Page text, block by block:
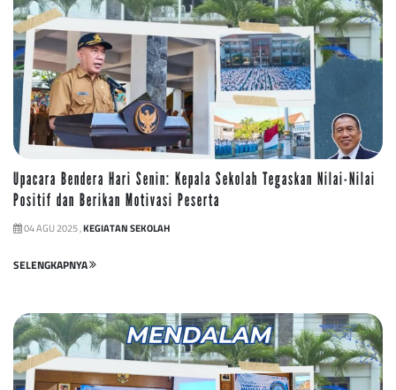
Upacara Bendera Hari Senin: Kepala Sekolah Tegaskan Nilai-Nilai
Positif dan Berikan Motivasi Peserta
04 AGU 2025 ,KEGIATAN SEKOLAH
SELENGKAPNYA